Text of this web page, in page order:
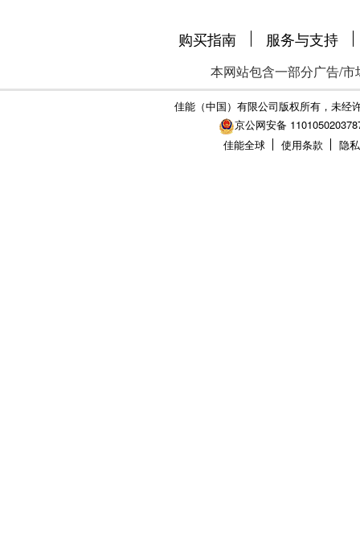
购买指南 服务与支持
本网站包含一部分广告/
佳能（中国）有限公司版权所有，未经
京公网安备
佳能全球
使用条款 隐